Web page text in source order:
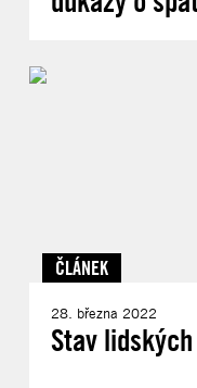
ČLÁNEK
28. března 2022
Stav